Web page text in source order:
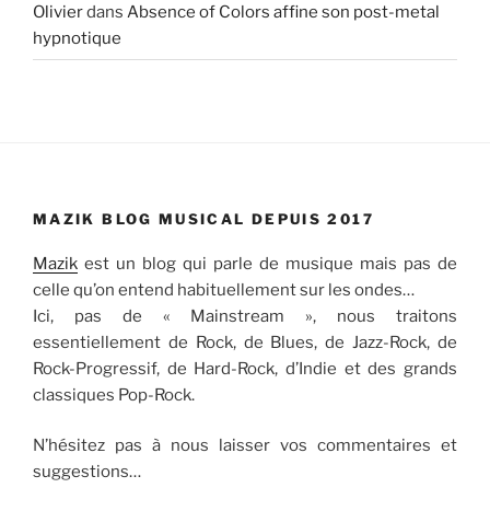
Olivierdans Absence of Colors affine son post-metal
hypnotique
MAZIK BLOG MUSICAL DEPUIS 2017
Mazik est un blog qui parle de musique mais pas de
celle qu’on entend habituellement sur les ondes…
Ici, pas de « Mainstream », nous traitons
essentiellement de Rock, de Blues, de Jazz-Rock, de
Rock-Progressif, de Hard-Rock, d’Indie et des grands
classiques Pop-Rock.
N’hésitez pas à nous laisser vos commentaires et
suggestions…